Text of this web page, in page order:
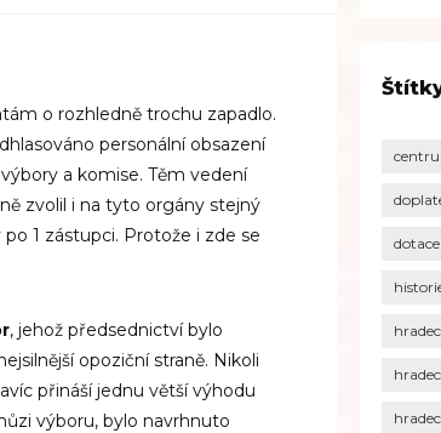
o rozhledně trochu zapadlo.
personální obsazení
a komise. Těm vedení
zvolil i na tyto orgány stejný
1 zástupci. Protože i zde se
, jehož předsednictví bylo
opoziční straně. Nikoli
přináší jednu větší výhodu
výboru, bylo navrhnuto
dotace